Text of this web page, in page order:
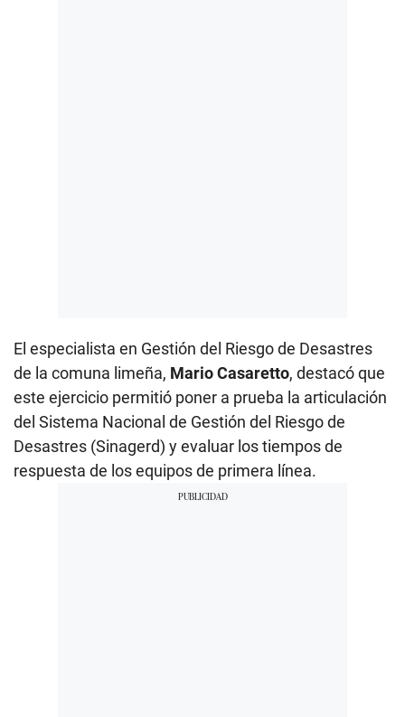
El especialista en Gestión del Riesgo de Desastres
de la comuna limeña, Mario Casaretto, destacó que
este ejercicio permitió poner a prueba la articulación
del Sistema Nacional de Gestión del Riesgo de
Desastres (Sinagerd) y evaluar los tiempos de
respuesta de los equipos de primera línea.